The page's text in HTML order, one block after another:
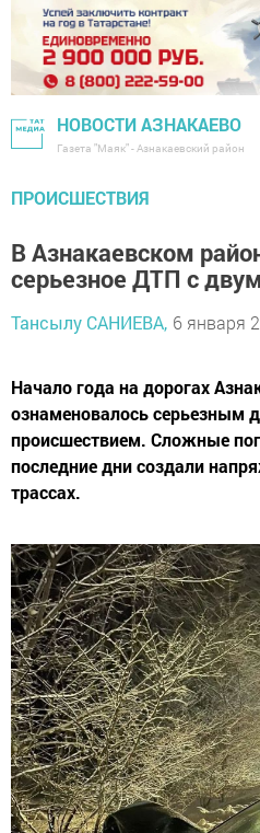
НОВОСТИ АЗНАКАЕВО
Газета "Маяк" - Азнакаевский район
ПРОИСШЕСТВИЯ
В Азнакаевском
серьезное ДТП с
Тансылу САНИЕВА, 6 января
Начало года на дорогах
ознаменовалось серьезным
происшествием. Сложные
последние дни создали
трассах.